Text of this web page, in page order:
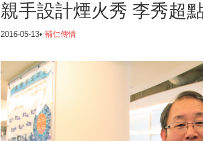
親手設計煙火秀 李秀超
2016-05-13• 輔仁傳情